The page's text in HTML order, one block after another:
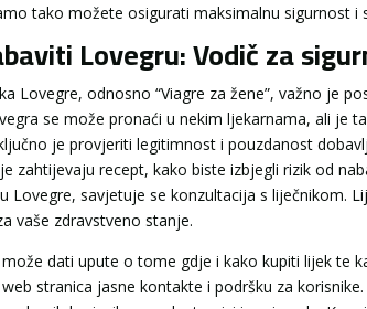
tako možete osigurati maksimalnu sigurnost i
Lovegru: Vodič za
Lovegre, odnosno “Viagre za žene”, važno je
se može pronaći u nekim ljekarnama, ali je
je provjeriti legitimnost i pouzdanost
zahtijevaju recept, kako biste izbjegli rizik od
Lovegre, savjetuje se konzultacija s liječnikom.
vaše zdravstveno stanje.
dati upute o tome gdje i kako kupiti lijek te
stranica jasne kontakte i podršku za